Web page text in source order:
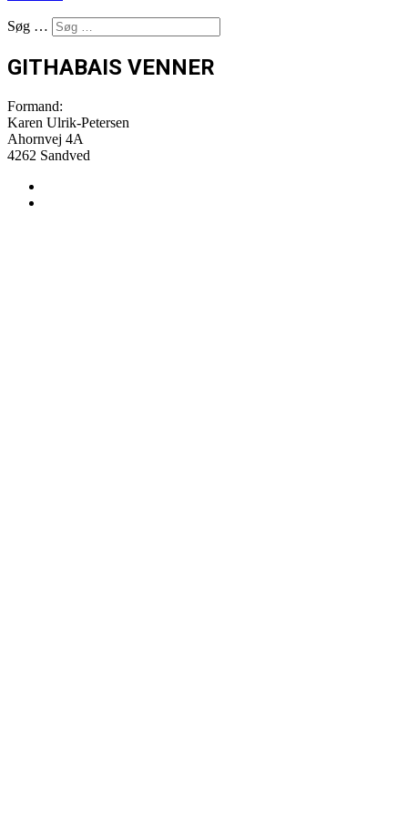
Søg …
GITHABAIS VENNER
Formand:
Karen Ulrik-Petersen
Ahornvej 4A
4262 Sandved